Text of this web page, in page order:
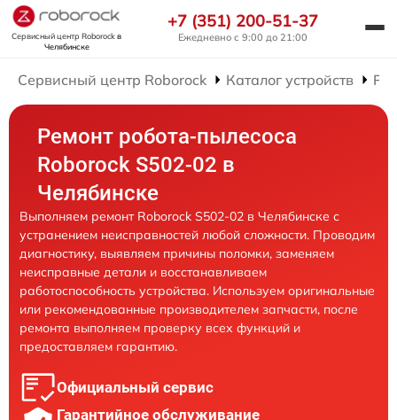
Сервисный центр Roborockв
Челябинске
+7 (351) 200-51-37
Ежедневно с 9:00 до 21:00
Сервисный центр Roborock Каталог устройств
Ремонт робота-пылесоса
Roborock S502-02 в
Челябинске
Выполняем ремонт Roborock S502-02 в Челябинске с
устранением неисправностей любой сложности. Проводим
диагностику, выявляем причины поломки, заменяем
неисправные детали и восстанавливаем
работоспособность устройства. Используем оригинальные
или рекомендованные производителем запчасти, после
ремонта выполняем проверку всех функций и
предоставляем гарантию.
Официальный сервис
Гарантийное обслуживание